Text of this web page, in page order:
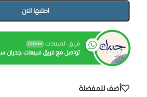
اطلبها الان
فريق المبيعات Online
تواصل مع فريق مبيعات جدران
أضف للمفضلة